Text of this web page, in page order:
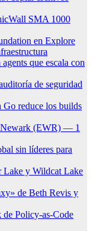
SMA 1000
en Explore
que escala con
de seguridad
reduce los builds
Newark (EWR) — 1
sin líderes para
Lake y Wildcat Lake
de Beth Revis y
Policy-as-Code